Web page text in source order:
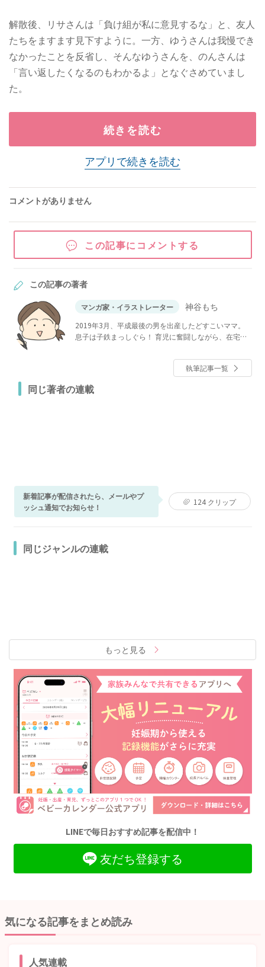
解散後、リサさんは「負け組が私に意見するな」と、友人
たちをますます見下すように。一方、ゆうさんは我慢でき
なかったことを反省し、そんなゆうさんを、のんさんは
「言い返したくなるのもわかるよ」となぐさめていまし
た。
続きを読む
アプリで続きを読む
コメントがありません
この記事にコメントする
この記事の著者
マンガ家・イラストレーター 神谷もち
2019年3月、平成最後の男を出産したどすこいママ。
息子は子鉄まっしぐら！ 育児に奮闘しながら、在宅で
執筆記事一覧
同じ著者の連載
新着記事が配信されたら、メールやプ
ッシュ通知でお知らせ！
124 クリップ
同じジャンルの連載
もっと見る
LINEで毎日おすすめ記事を配信中！
友だち登録する
気になる記事をまとめ読み
人気連載